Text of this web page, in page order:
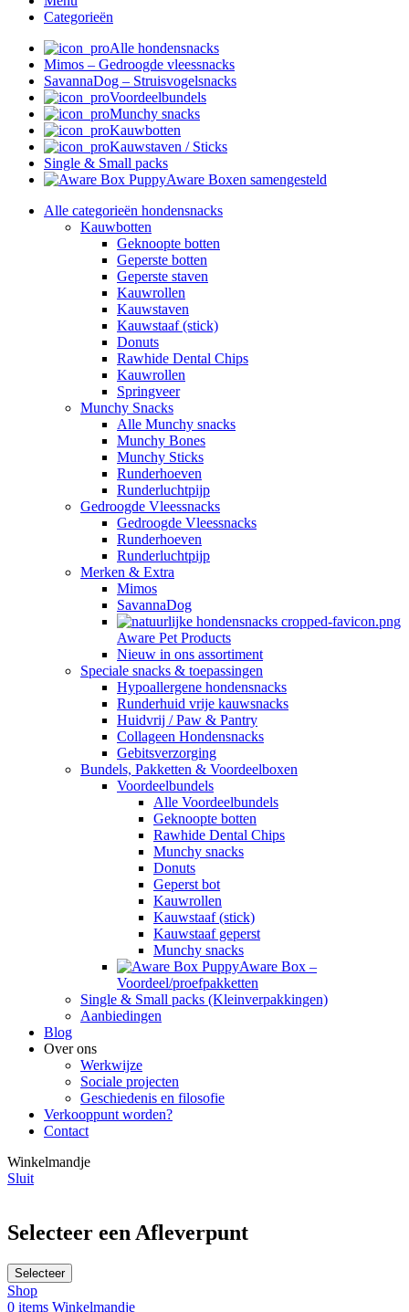
Categorieën
Alle hondensnacks
Mimos – Gedroogde vleessnacks
SavannaDog – Struisvogelsnacks
Voordeelbundels
Munchy snacks
Kauwbotten
Kauwstaven / Sticks
Single & Small packs
Aware Boxen samengesteld
Alle categorieën hondensnacks
Kauwbotten
Geknoopte botten
Geperste botten
Geperste staven
Kauwrollen
Kauwstaven
Kauwstaaf (stick)
Donuts
Rawhide Dental Chips
Kauwrollen
Springveer
Munchy Snacks
Alle Munchy snacks
Munchy Bones
Munchy Sticks
Runderhoeven
Runderluchtpijp
Gedroogde Vleessnacks
Gedroogde Vleessnacks
Runderhoeven
Runderluchtpijp
Merken & Extra
Mimos
SavannaDog
Aware Pet Products
Nieuw in ons assortiment
Speciale snacks & toepassingen
Hypoallergene hondensnacks
Runderhuid vrije kauwsnacks
Huidvrij / Paw & Pantry
Collageen Hondensnacks
Gebitsverzorging
Bundels, Pakketten & Voordeelboxen
Voordeelbundels
Alle Voordeelbundels
Geknoopte botten
Rawhide Dental Chips
Munchy snacks
Donuts
Geperst bot
Kauwrollen
Kauwstaaf (stick)
Kauwstaaf geperst
Munchy snacks
Aware Box –
Voordeel/proefpakketten
Single & Small packs (Kleinverpakkingen)
Aanbiedingen
Blog
Over ons
Werkwijze
Sociale projecten
Geschiedenis en filosofie
Verkooppunt worden?
Contact
Winkelmandje
Sluit
Selecteer een Afleverpunt
Selecteer
Shop
0 items Winkelmandje